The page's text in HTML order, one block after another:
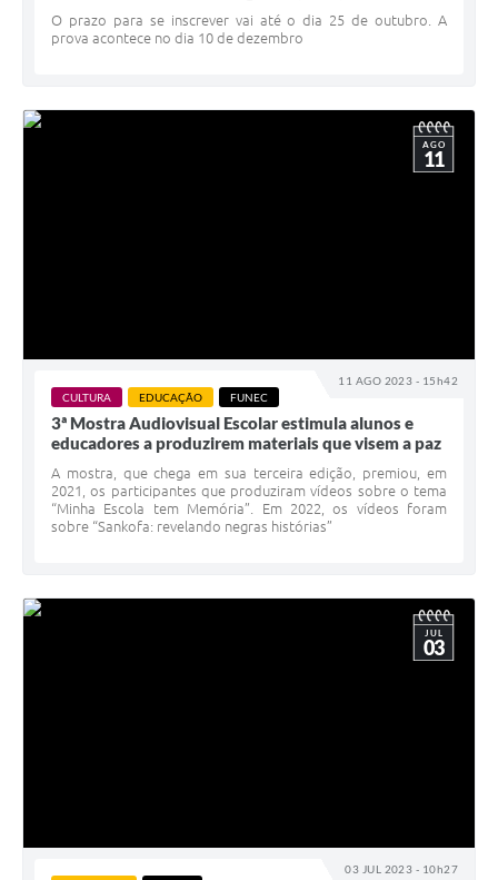
O prazo para se inscrever vai até o dia 25 de outubro. A
prova acontece no dia 10 de dezembro
11 AGO 2023 - 15h42
AGO
11
CULTURA EDUCAÇÃO FUNEC
3ª Mostra Audiovisual Escolar estimula alunos e
educadores a produzirem materiais que visem a paz
A mostra, que chega em sua terceira edição, premiou, em
2021, os participantes que produziram vídeos sobre o tema
“Minha Escola tem Memória”. Em 2022, os vídeos foram
sobre “Sankofa: revelando negras histórias”
03 JUL 2023 - 10h27
JUL
03